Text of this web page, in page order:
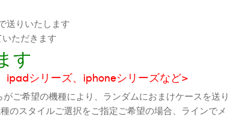
送りいたします
ただきます
す
シリーズ、iphoneシリーズなど>
ご希望の機種により、ランダムにおまけケースを送り
のスタイルご選択をご指定ご希望の場合、ラインでメ